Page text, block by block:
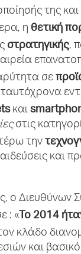
της και
η θετική
στρατηγικής,
σε
και
στις
την
και
ο Διευθύνων
: «Το 2014
κλάδο
και